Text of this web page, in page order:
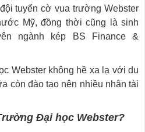
tuyển cờ vua trường Webster
Mỹ, đồng thời cũng là sinh
ngành kép BS Finance &
Webster không hề xa lạ với du
còn đào tạo nên nhiều nhân tài
Đại học Webster?